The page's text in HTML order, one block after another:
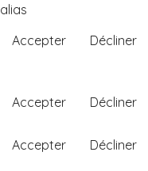
alias
Accepter
Décliner
Accepter Décliner
Accepter Décliner